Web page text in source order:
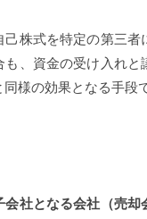
株式を特定の第三者
、資金の受け入れと
様の効果となる手段
会社となる会社（売却